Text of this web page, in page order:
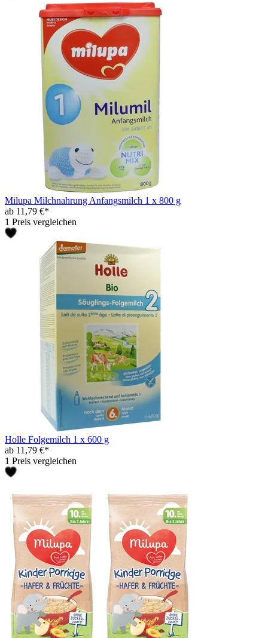
Milupa Milchnahrung Anfangsmilch 1 x 800 g
ab 11,79 €*
1 Preis vergleichen
Holle Folgemilch 1 x 600 g
ab 11,79 €*
1 Preis vergleichen